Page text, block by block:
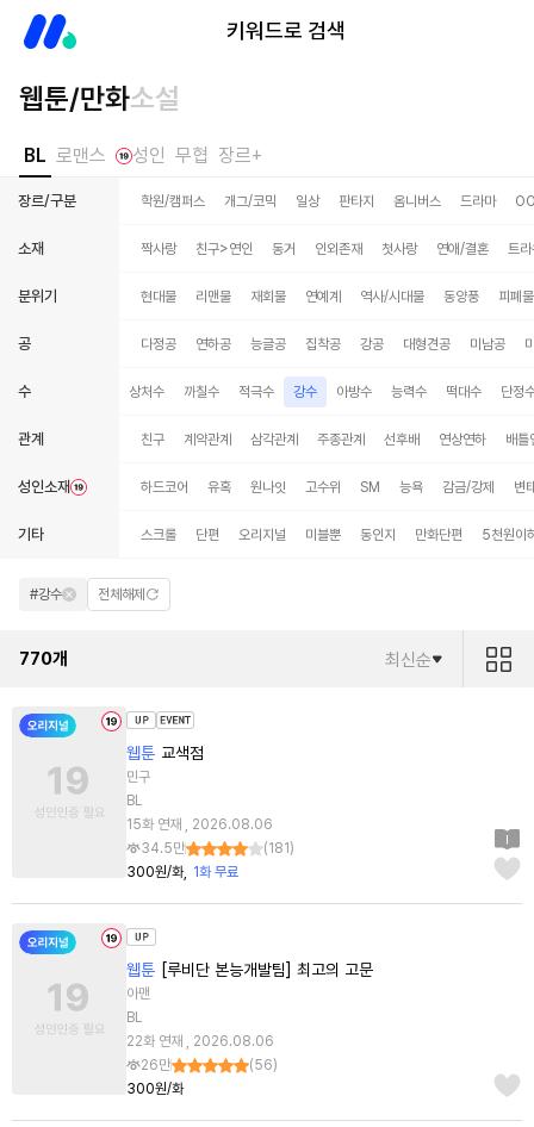
키워드로 검색
웹툰/만화소설
BL 로맨스 성인 무협 장르+
장르/구분 학원/캠퍼스 개그/코믹 일상 판타지 옴니버스 드라마
소재 짝사랑 친구>연인 동거 인외존재 첫사랑 연애/결혼 트
분위기 현대물 리맨물 재회물 연예계 역사/시대물 동양풍 피폐물
공 다정공 연하공 능글공 집착공 강공 대형견공 미남공
수
평범수 상처수 까칠수 적극수 강수 아방수 능력수 떡대수 단정
관계 친구 계약관계 삼각관계 주종관계 선후배 연상연하 배틀
성인소재 하드코어 유혹 원나잇 고수위 SM 능욕 감금/강제 변
기타 스크롤 단편 오리지널 미블뿐 동인지 만화단편 5천원이
#강수 전체해제
770개 최신순
웹툰 교색점
민구
BL
15화 연재 , 2026.08.06
34.5만
(181 )
300원/화
1화 무료
웹툰 [루비단 본능개발팀] 최고의 고문
아맨
BL
22화 연재 , 2026.08.06
26만
(56)
300원/화